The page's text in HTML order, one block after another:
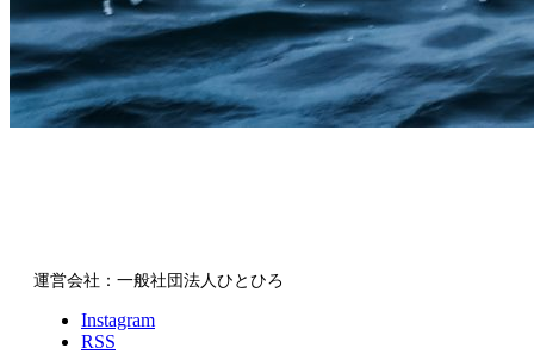
運営会社：一般社団法人ひとひろ
Instagram
RSS